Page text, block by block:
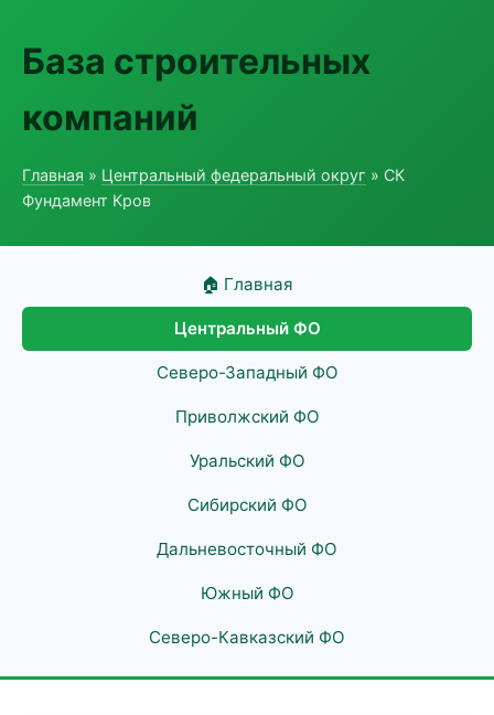
База строительных
компаний
Главная » Центральный федеральный округ » СК
Фундамент Кров
🏠 Главная
Центральный ФО
Северо-Западный ФО
Приволжский ФО
Уральский ФО
Сибирский ФО
Дальневосточный ФО
Южный ФО
Северо-Кавказский ФО